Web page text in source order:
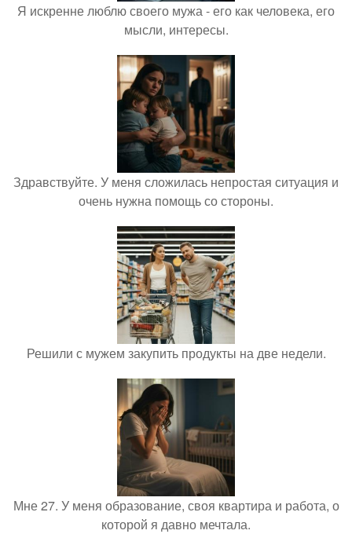
Я искренне люблю своего мужа - его как человека, его
мысли, интересы.
Здравствуйте. У меня сложилась непростая ситуация и
очень нужна помощь со стороны.
Решили с мужем закупить продукты на две недели.
Мне 27. У меня образование, своя квартира и работа, о
которой я давно мечтала.